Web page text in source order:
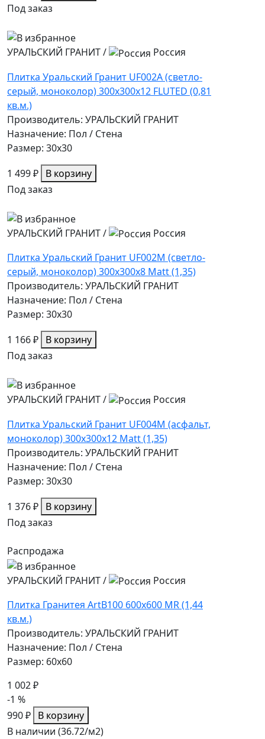
Под заказ
УРАЛЬСКИЙ ГРАНИТ/
Россия
Плитка Уральский Гранит UF002A (светло-
серый, моноколор) 300х300х12 FLUTED (0,81
кв.м.)
Производитель: УРАЛЬСКИЙ ГРАНИТ
Назначение: Пол / Стена
Размер: 30x30
1 499 ₽ В корзину
Под заказ
УРАЛЬСКИЙ ГРАНИТ/
Россия
Плитка Уральский Гранит UF002M (светло-
серый, моноколор) 300х300х8 Matt (1,35)
Производитель: УРАЛЬСКИЙ ГРАНИТ
Назначение: Пол / Стена
Размер: 30x30
1 166 ₽ В корзину
Под заказ
УРАЛЬСКИЙ ГРАНИТ/
Россия
Плитка Уральский Гранит UF004M (асфальт,
моноколор) 300х300х12 Matt (1,35)
Производитель: УРАЛЬСКИЙ ГРАНИТ
Назначение: Пол / Стена
Размер: 30x30
1 376 ₽ В корзину
Под заказ
Распродажа
УРАЛЬСКИЙ ГРАНИТ/
Россия
Плитка Гранитея ArtB100 600х600 MR (1,44
кв.м.)
Производитель: УРАЛЬСКИЙ ГРАНИТ
Назначение: Пол / Стена
Размер: 60x60
1 002 ₽
-1 %
990 ₽ В корзину
В наличии (36.72/м2)